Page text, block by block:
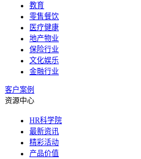
教育
零售餐饮
医疗健康
地产物业
保险行业
文化娱乐
金融行业
客户案例
资源中心
HR科学院
最新资讯
精彩活动
产品价值